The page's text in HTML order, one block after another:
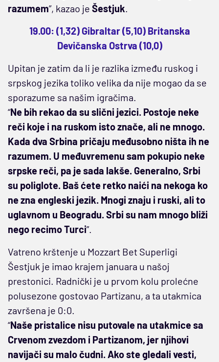
razumem”, kazao je Šestjuk.
19.00: (1,32) Gibraltar (5,10) Britanska
Devičanska Ostrva (10,0)
Upitan je zatim da li je razlika između ruskog i
srpskog jezika toliko velika da nije mogao da se
sporazume sa našim igračima.
“Ne bih rekao da su slični jezici. Postoje neke
reči koje i na ruskom isto znače, ali ne mnogo.
Kada dva Srbina pričaju međusobno ništa ih ne
razumem. U međuvremenu sam pokupio neke
srpske reči, pa je sada lakše. Generalno, Srbi
su poliglote. Baš ćete retko naići na nekoga ko
ne zna engleski jezik. Mnogi znaju i ruski, ali to
uglavnom u Beogradu. Srbi su nam mnogo bliži
nego recimo Turci”.
Vatreno krštenje u Mozzart Bet Superligi
Šestjuk je imao krajem januara u našoj
prestonici. Radnički je u prvom kolu prolećne
polusezone gostovao Partizanu, a ta utakmica
završena je 0:0.
“Naše pristalice nisu putovale na utakmice sa
Crvenom zvezdom i Partizanom, jer njihovi
navijači su malo čudni. Ako ste gledali vesti,